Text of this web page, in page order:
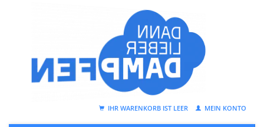
IHR WARENKORB IST LEER MEIN KONTO